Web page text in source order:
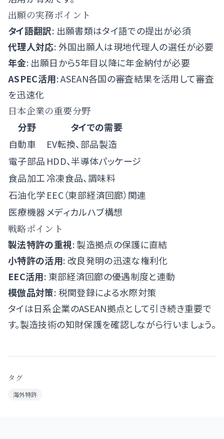
出願の実務ポイント
タイ語翻訳: 出願書類はタイ語での提出が必須
代理人対応: 外国出願人は現地代理人の選任が必要
年金: 出願日から5年目以降に年金納付が必要
ASPEC活用: ASEAN各国の審査結果を活用して審査
を迅速化
日本企業の重要分野
分野
タイでの需要
自動車
EV転換、部品製造
電子部品 HDD、半導体パッケージ
食品加工冷凍食品、調味料
石油化学EEC（東部経済回廊）関連
医療機器メディカルハブ構想
戦略ポイント
製法特許の重視: 製造拠点の保護に直結
小特許の活用: 改良発明の迅速な権利化
EEC活用: 東部経済回廊の優遇制度と連動
模倣品対策: 税関登録による水際対策
タイは日系企業のASEAN拠点として引き続き重要で
す。製造技術の知財保護を確認しながら行いましょう。
タグ
海外特許